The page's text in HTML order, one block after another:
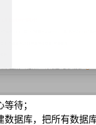
待；
据库，把所有数据